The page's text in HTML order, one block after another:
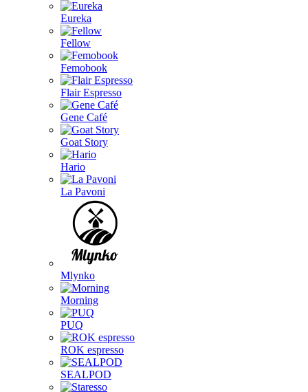
Eureka
Fellow
Femobook
Flair Espresso
Gene Café
Goat Story
Hario
La Pavoni
Mlynko
Morning
PUQ
ROK espresso
SEALPOD